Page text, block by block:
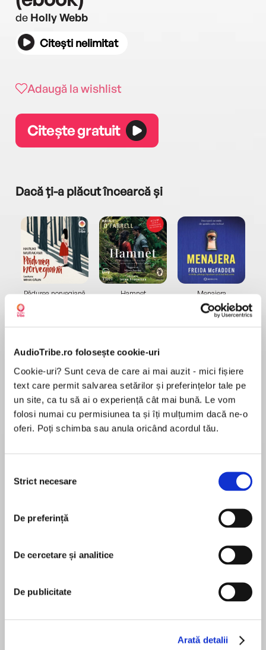
AudioTribe.ro folosește cookie-uri
Cookie-uri? Sunt ceva de care ai mai auzit - mici fișiere
text care permit salvarea setărilor și preferințelor tale pe
un site, ca tu să ai o experiență cât mai bună. Le vom
folosi numai cu permisiunea ta și îți mulțumim dacă ne-o
oferi. Poți schimba sau anula oricând acordul tău.
consimțământului
Strict necesare
De preferință
De cercetare și analitice
De publicitate
Arată detalii
de Holly Webb
Citești nelimitat
Adaugă la wishlist
Citește gratuit
Dacă ți-a plăcut încearcă și
Pădurea norvegiană
Elita de Argint (Elita
de...
Dani Francis
Hamnet
Diavolul se îmbracă de
la...
Lauren Weisberger
Menajera
Freida McFadden
Migdală
Sohn Won-pyung
Desprecarte
de alături,
micuța Sophia se îndrăgostește imediat de
pisicuță albă, cu pete negre și roșcate. Apoi
din cartier, și totuși, pisicuța dă târcoale pe
afară.
pentru care bietul animăluț e singur pe lume?
În acest moment nu există recenzii
pentru această carte